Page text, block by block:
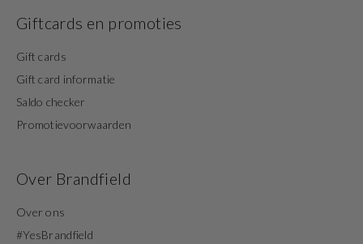
Giftcards en promoties
Gift cards
Gift card informatie
Saldo checker
Promotievoorwaarden
Over Brandfield
Over ons
#YesBrandfield